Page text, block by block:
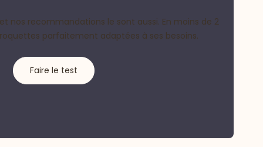
nos recommandations le sont aussi. En moins de 2
parfaitement adaptées à ses besoins.
Faire le test